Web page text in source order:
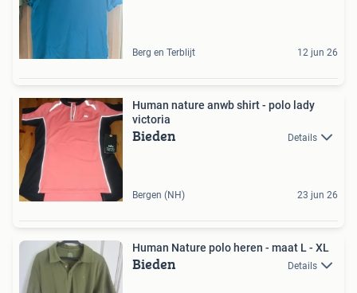
Berg en Terblijt 12 jun 26
Human nature anwb shirt - polo lady
victoria
Bieden Details
Bergen (NH) 23 jun 26
Human Nature polo heren - maat L - XL
Bieden Details